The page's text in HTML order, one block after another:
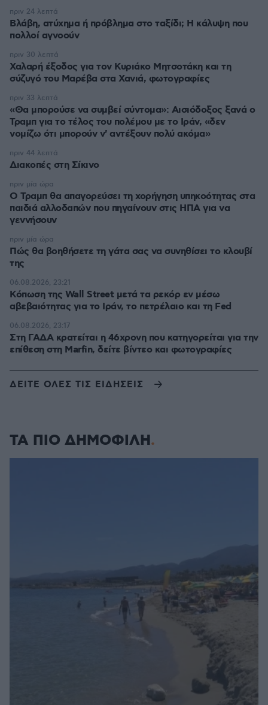
Βλάβη, ατύχημα ή πρόβλημα στο ταξίδι; Η κάλυψη που
πολλοί αγνοούν
πριν 24 λεπτά
Χαλαρή έξοδος για τον Κυριάκο Μητσοτάκη και τη
σύζυγό του Μαρέβα στα Χανιά, φωτογραφίες
πριν 30 λεπτά
«Θα μπορούσε να συμβεί σύντομα»: Αισιόδοξος ξανά ο
Τραμπ για το τέλος του πολέμου με το Ιράν, «δεν
νομίζω ότι μπορούν ν' αντέξουν πολύ ακόμα»
πριν 33 λεπτά
Διακοπές στη Σίκινο
πριν 44 λεπτά
Ο Τραμπ θα απαγορεύσει τη χορήγηση υπηκοότητας στα
παιδιά αλλοδαπών που πηγαίνουν στις ΗΠΑ για να
γεννήσουν
πριν μία ώρα
Πώς θα βοηθήσετε τη γάτα σας να συνηθίσει το κλουβί
της
πριν μία ώρα
Κόπωση της Wall Street μετά τα ρεκόρ εν μέσω
αβεβαιότητας για το Ιράν, το πετρέλαιο και τη Fed
06.08.2026, 23:21
Στη ΓΑΔΑ κρατείται η 46χρονη που κατηγορείται για την
επίθεση στη Marfin, δείτε βίντεο και φωτογραφίες
06.08.2026, 23:17
ΔΕΙΤΕ ΟΛΕΣ ΤΙΣ ΕΙΔΗΣΕΙΣ
ΤΑ ΠΙΟ ΔΗΜΟΦΙΛΗ